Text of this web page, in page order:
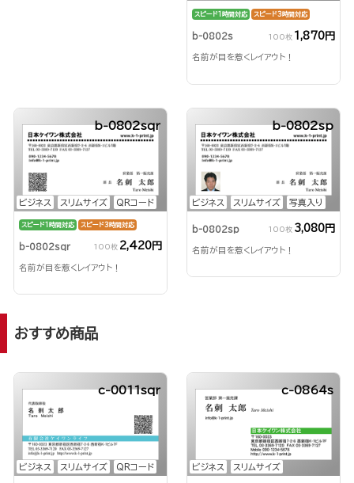
スピード1時間対応 スピード3時間対応
b-0802s 100枚 1,870円
名前が目を惹くレイアウト！
ビジネス スリムサイズ QRコード
b-0802sqr
スピード1時間対応 スピード3時間対応
b-0802sqr 100枚 2,420円
名前が目を惹くレイアウト！
ビジネス スリムサイズ 写真入り
b-0802sp
b-0802sp 100枚 3,080円
名前が目を惹くレイアウト！
おすすめ商品
ビジネス スリムサイズ QRコード
c-0011sqr
ビジネス スリムサイズ
c-0864s